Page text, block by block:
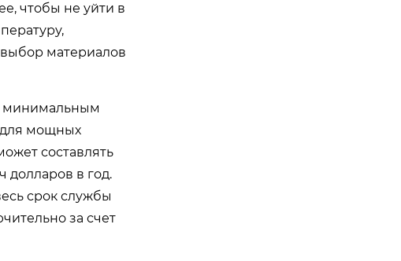
чтобы не уйти в
материалов
минимальным
для мощных
составлять
долларов в год.
срок службы
за счет